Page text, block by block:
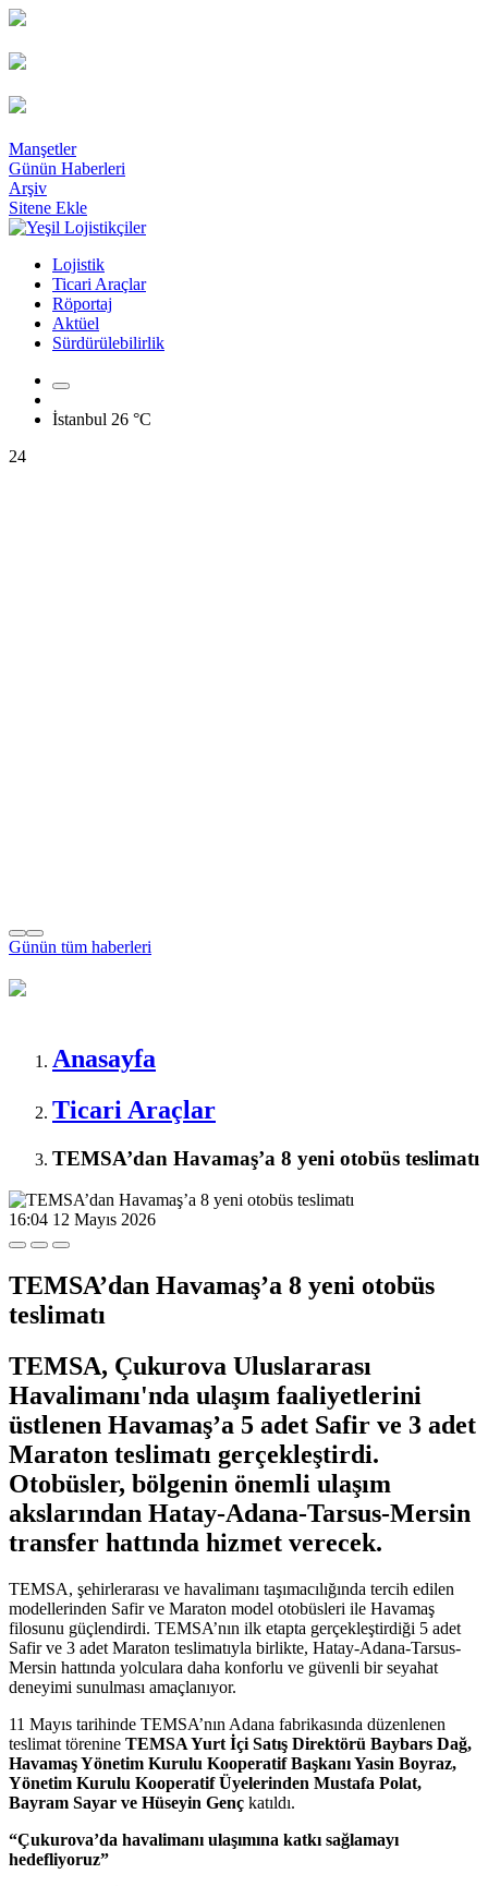
Manşetler
Günün Haberleri
Arşiv
Sitene Ekle
Lojistik
Ticari Araçlar
Röportaj
Aktüel
Sürdürülebilirlik
İstanbul 26 °C
24
Günün tüm haberleri
Anasayfa
Ticari Araçlar
TEMSA’dan Havamaş’a 8 yeni otobüs teslimatı
16:04 12 Mayıs 2026
TEMSA’dan Havamaş’a 8 yeni otobüs
teslimatı
TEMSA, Çukurova Uluslararası
Havalimanı'nda ulaşım faaliyetlerini
üstlenen Havamaş’a 5 adet Safir ve 3 adet
Maraton teslimatı gerçekleştirdi.
Otobüsler, bölgenin önemli ulaşım
akslarından Hatay-Adana-Tarsus-Mersin
transfer hattında hizmet verecek.
TEMSA, şehirlerarası ve havalimanı taşımacılığında tercih edilen
modellerinden Safir ve Maraton model otobüsleri ile Havamaş
filosunu güçlendirdi. TEMSA’nın ilk etapta gerçekleştirdiği 5 adet
Safir ve 3 adet Maraton teslimatıyla birlikte, Hatay-Adana-Tarsus-
Mersin hattında yolculara daha konforlu ve güvenli bir seyahat
deneyimi sunulması amaçlanıyor.
11 Mayıs tarihinde TEMSA’nın Adana fabrikasında düzenlenen
teslimat törenine TEMSA Yurt İçi Satış Direktörü Baybars Dağ,
Havamaş Yönetim Kurulu Kooperatif Başkanı Yasin Boyraz,
Yönetim Kurulu Kooperatif Üyelerinden Mustafa Polat,
Bayram Sayar ve Hüseyin Genç katıldı.
“Çukurova’da havalimanı ulaşımına katkı sağlamayı
hedefliyoruz”